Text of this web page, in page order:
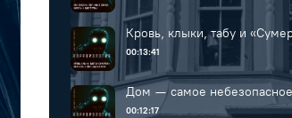
Кровь, клыки, табу и
вампиры в фильмах ужасов
00:13:41
Дом — самое
00:12:17